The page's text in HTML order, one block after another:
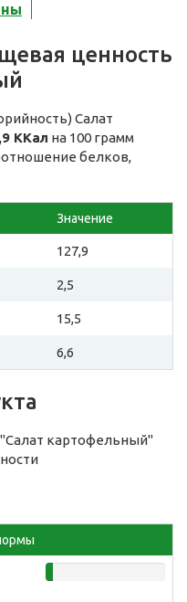
ценность
Салат
ККал на 100 грамм
белков,
Значение
127,9
2,5
15,5
6,6
картофельный"